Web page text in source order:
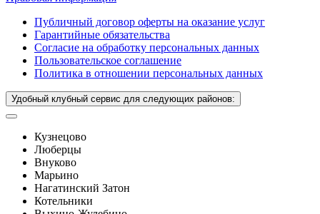
Публичный договор оферты на оказание услуг
Гарантийные обязательства
Согласие на обработку персональных данных
Пользовательское соглашение
Политика в отношении персональных данных
Удобный клубный сервис для следующих районов:
Кузнецово
Люберцы
Внуково
Марьино
Нагатинский Затон
Котельники